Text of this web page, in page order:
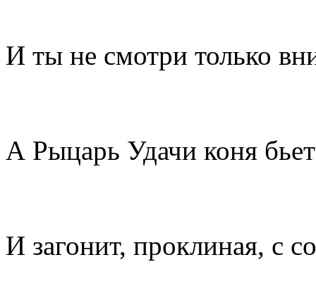
И ты не смотри только
А Рыцарь Удачи коня
И загонит, проклиная, с